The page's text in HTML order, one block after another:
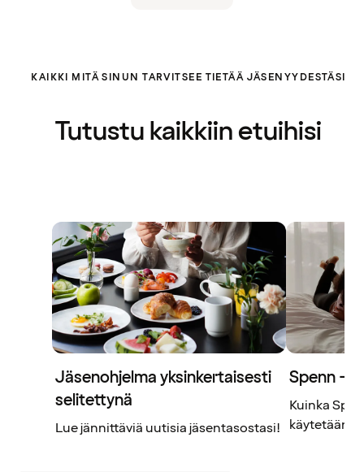
KAIKKI MITÄ SINUN TARVITSEE TIETÄÄ JÄSENYYDESTÄSI
Tutustu kaikkiin etuihisi
Jäsenohjelma yksinkertaisesti
selitettynä
Lue jännittäviä uutisia jäsentasostasi!
Spenn –
Kuinka
käytetään?